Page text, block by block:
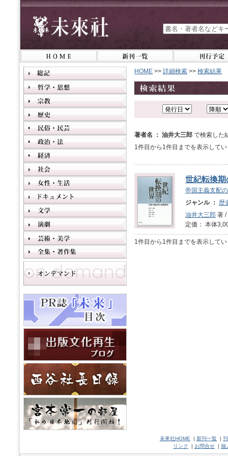
HOME >> 詳細検索 >> 検索結果
著者名 ： 油井大三郎 で検索した
1件目から1件目までを表示して
世紀転換期
帝国主義支配
ジャンル ： 歴
油井大三郎 著 /
定価： 本体
1件目から1件目までを表示して
未來社HOME | 新刊一覧 |
リンク
| お問合せ | 個